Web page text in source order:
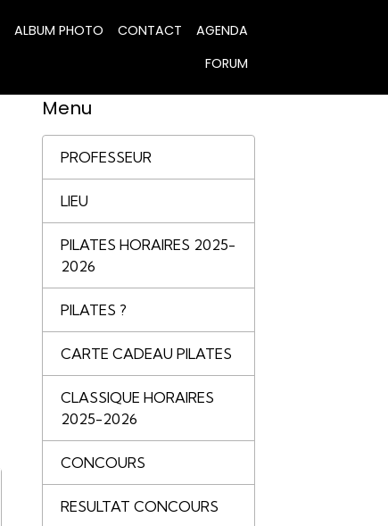
ALBUM PHOTO CONTACT
AGENDA
FORUM
Menu
PROFESSEUR
LIEU
PILATES HORAIRES 2025-
2026
PILATES ?
CARTE CADEAU PILATES
CLASSIQUE HORAIRES
2025-2026
CONCOURS
RESULTAT CONCOURS